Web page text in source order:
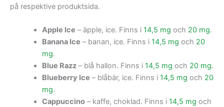
på respektive produktsida.
Apple Ice – äpple, ice. Finns i 14,5 mg och 20 mg.
Banana Ice – banan, ice. Finns i 14,5 mg och 20
mg.
Blue Razz– blå hallon. Finns i 14,5 mg och 20 mg.
Blueberry Ice – blåbär, ice. Finns i 14,5 mg och 20
mg.
Cappuccino– kaffe, choklad. Finns i 14,5 mg och